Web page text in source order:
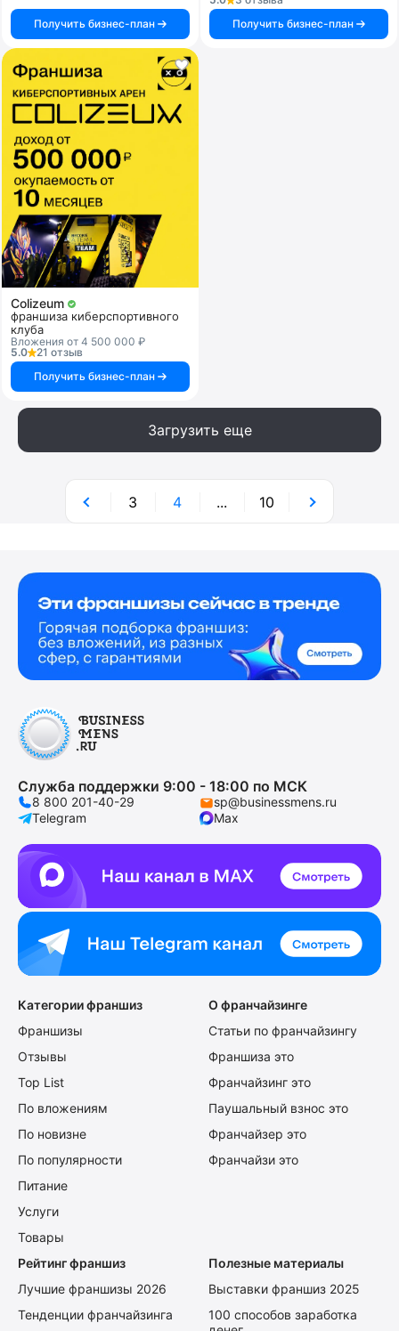
Получить бизнес-план
Получить бизнес-план
Colizeum
франшиза киберспортивного
клуба
Вложения от 4 500 000 ₽
5.0
21 отзыв
Получить бизнес-план
Загрузить еще
3 4 ... 10
Служба поддержки 9:00 - 18:00 по МСК
8 800 201-40-29
sp@businessmens.ru
Telegram
Max
Категории франшиз
Франшизы
Отзывы
Top List
По вложениям
По новизне
По популярности
Питание
Услуги
Товары
О франчайзинге
Статьи по франчайзингу
Франшиза это
Франчайзинг это
Паушальный взнос это
Франчайзер это
Франчайзи это
Рейтинг франшиз
Лучшие франшизы 2026
Тенденции франчайзинга
Полезные материалы
Выставки франшиз 2025
100 способов заработка